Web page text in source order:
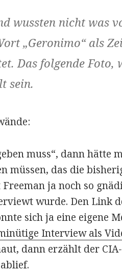
wussten nicht was
„Geronimo“ als
Das folgende Foto,
sein.
muss“, dann hätte
müssen, das die
ja noch so
wurde. Den Link
sich ja eine eigene
Interview als
dann erzählt der